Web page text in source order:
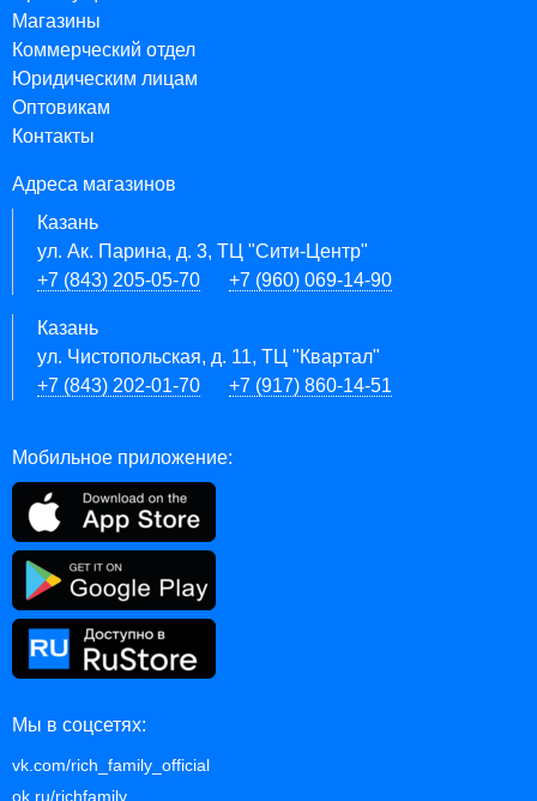
Магазины
Коммерческий отдел
Юридическим лицам
Оптовикам
Контакты
Адреса магазинов
Казань
ул. Ак. Парина, д. 3, ТЦ "Сити-Центр"
+7 (843) 205-05-70
+7 (960) 069-14-90
Казань
ул. Чистопольская, д. 11, ТЦ "Квартал"
+7 (843) 202-01-70
+7 (917) 860-14-51
Мобильное приложение:
Мы в соцсетях:
vk.com/rich_family_official
ok.ru/richfamily